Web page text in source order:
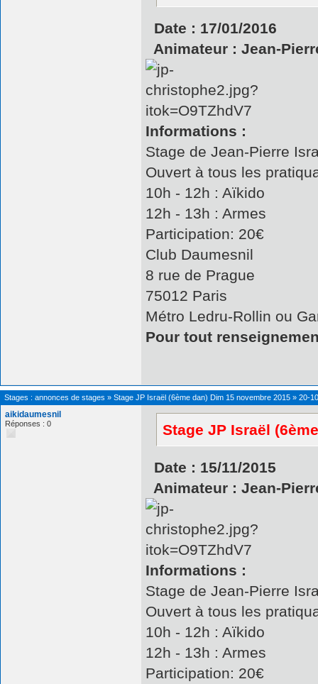
Date : 17/01/2016
Animateur : Jean-
Informations :
Stage de Jean-Pierre
Ouvert à tous les
10h - 12h : Aïkido
12h - 13h : Armes
Participation: 20€
Club Daumesnil
8 rue de Prague
75012 Paris
Métro Ledru-Rollin ou
Pour tout
Stages : annonces de stages » Stage JP Israël (6ème dan) Dim 15 novembre 2015 » 20-
aikidaumesnil
Réponses : 0 Stage JP Israël
Date : 15/11/2015
Animateur : Jean-
Informations :
Stage de Jean-Pierre
Ouvert à tous les
10h - 12h : Aïkido
12h - 13h : Armes
Participation: 20€